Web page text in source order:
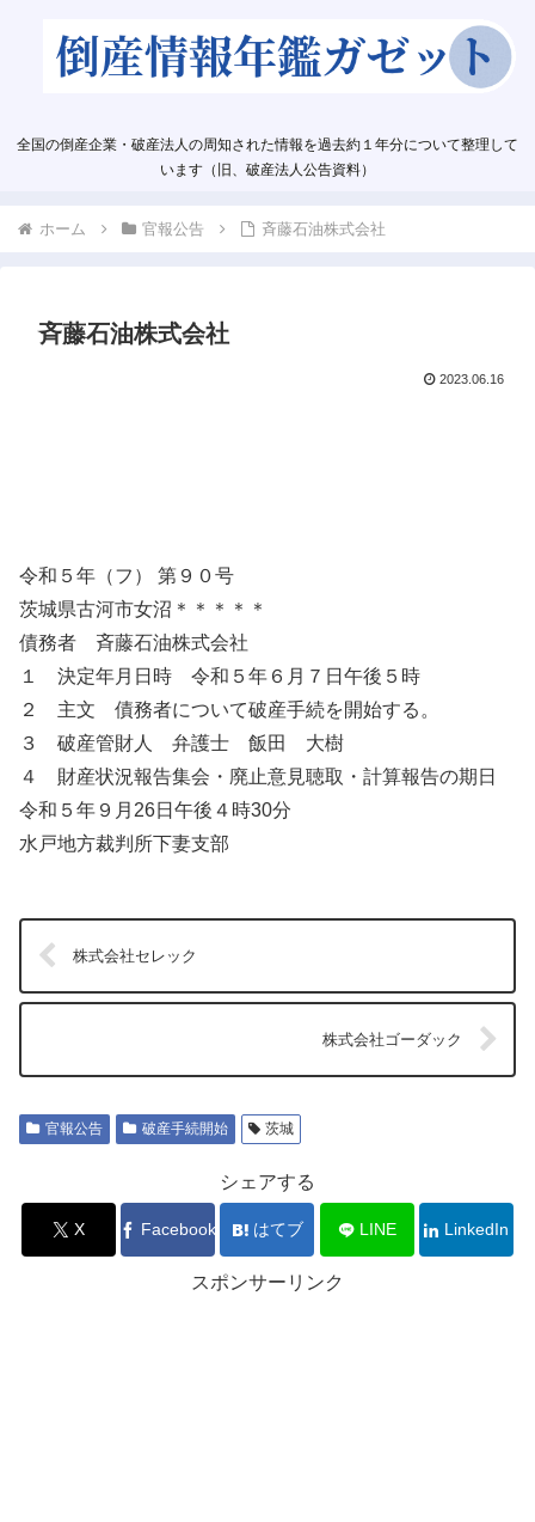
全国の倒産企業・破産法人の周知された情報を過去約１年分について整理して
います（旧、破産法人公告資料）
ホーム 官報公告 斉藤石油株式会社
斉藤石油株式会社
2023.06.16
令和５年（フ） 第９０号
茨城県古河市女沼＊＊＊＊＊
債務者 斉藤石油株式会社
１ 決定年月日時 令和５年６月７日午後５時
２ 主文 債務者について破産手続を開始する。
３ 破産管財人 弁護士 飯田 大樹
４ 財産状況報告集会・廃止意見聴取・計算報告の期日
令和５年９月26日午後４時30分
水戸地方裁判所下妻支部
株式会社セレック
株式会社ゴーダック
官報公告 破産手続開始 茨城
シェアする
X Facebook はてブ LINE LinkedIn
スポンサーリンク